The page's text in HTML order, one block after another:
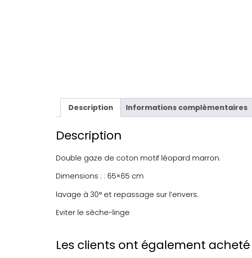
Description Informations complémentaires
Description
Double gaze de coton motif léopard marron.
Dimensions : : 65×65 cm
lavage à 30° et repassage sur l’envers.
Eviter le sèche-linge
Les clients ont également acheté